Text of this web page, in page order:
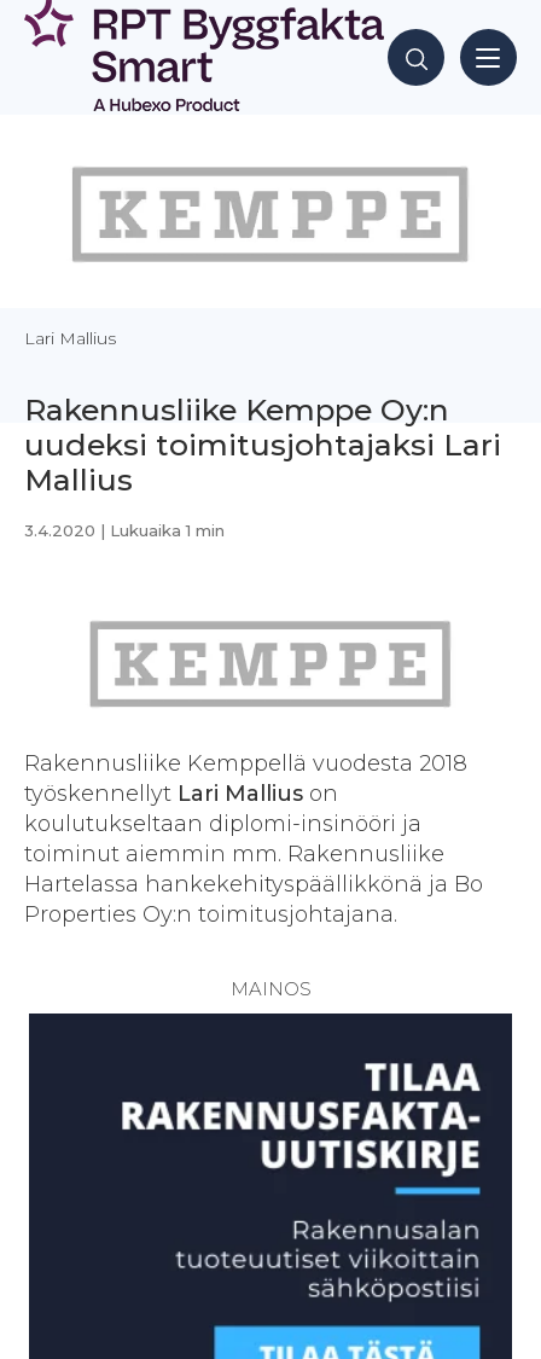
Siirry
sisältöön
Hae sisältöjä
Lari Mallius
Rakennusliike Kemppe Oy:n
uudeksi toimitusjohtajaksi Lari
Mallius
3.4.2020 | Lukuaika 1 min
Rakennusliike Kemppellä vuodesta 2018
työskennellyt Lari Mallius on
koulutukseltaan diplomi-insinööri ja
toiminut aiemmin mm. Rakennusliike
Hartelassa hankekehityspäällikkönä ja Bo
Properties Oy:n toimitusjohtajana.